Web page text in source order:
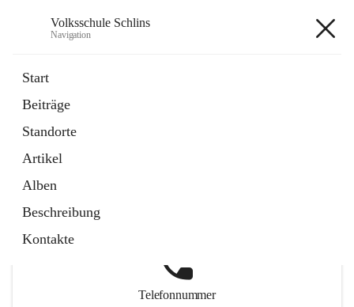
Volksschule Schlins
Navigation
Start
Beiträge
Standorte
Artikel
Alben
Beschreibung
Kontakte
Telefonnummer